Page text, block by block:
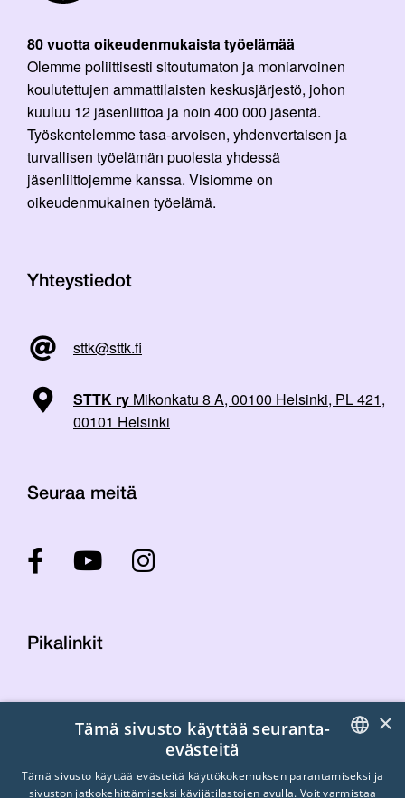
80 vuotta oikeudenmukaista työelämää
Olemme poliittisesti sitoutumaton ja moniarvoinen
koulutettujen ammattilaisten keskusjärjestö, johon
kuuluu 12 jäsenliittoa ja noin 400 000 jäsentä.
Työskentelemme tasa-arvoisen, yhdenvertaisen ja
turvallisen työelämän puolesta yhdessä
jäsenliittojemme kanssa. Visiomme on
oikeudenmukainen työelämä.
Yhteystiedot
sttk@sttk.fi
STTK ry Mikonkatu 8 A, 00100 Helsinki, PL 421,
00101 Helsinki
Seuraa meitä
Pikalinkit
Laskutustiedot
Tietosuojaseloste
FINNISH
×
Tämä sivusto käyttää seuranta-
evästeitä
Tämä sivusto käyttää evästeitä käyttökokemuksen parantamiseksi ja
sivuston jatkokehittämiseksi kävijätilastojen avulla. Voit varmistaa